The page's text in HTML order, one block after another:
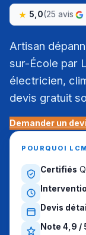
5,0(25 avis
Artisan
sur-École par
électricien,
devis gratuit
Demander un
POURQUOI
Certifiés
Devis
Note 4,9 /